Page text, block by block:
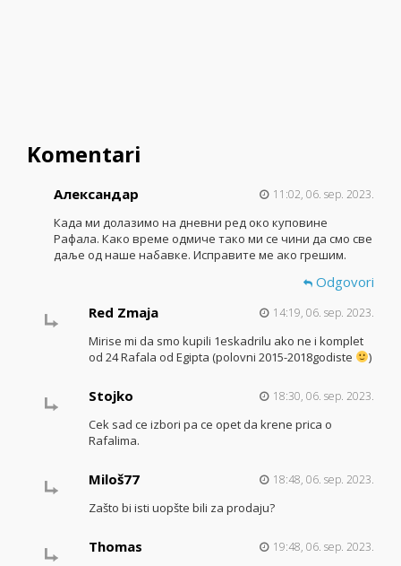
Komentari
Александар 11:02, 06. sep. 2023.
Када ми долазимо на дневни ред око куповине
Рафала. Како време одмиче тако ми се чини да смо све
даље од наше набавке. Исправите ме ако грешим.
Odgovori
Red Zmaja
14:19, 06. sep. 2023.
Mirise mi da smo kupili 1eskadrilu ako ne i komplet
od 24 Rafala od Egipta (polovni 2015-2018godiste
)
Stojko 18:30, 06. sep. 2023.
Cek sad ce izbori pa ce opet da krene prica o
Rafalima.
Miloš77 18:48, 06. sep. 2023.
Zašto bi isti uopšte bili za prodaju?
Thomas 19:48, 06. sep. 2023.